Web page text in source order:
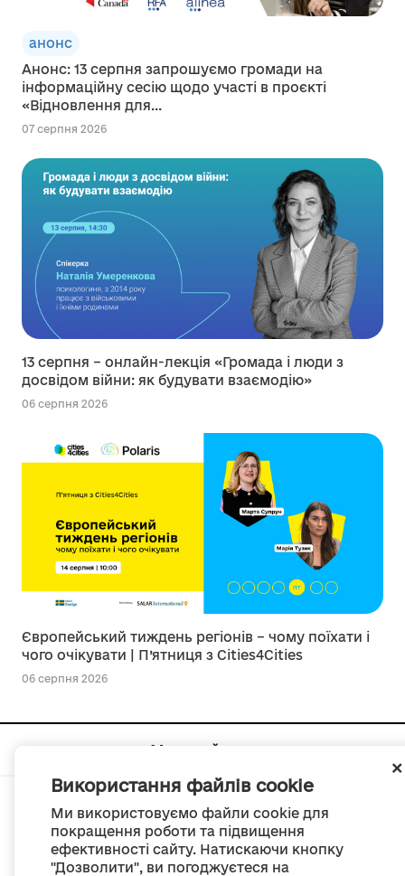
Використання файлів cookie
Ми використовуємо файли cookie для
покращення роботи та підвищення
ефективності сайту. Натискаючи кнопку
"Дозволити", ви погоджуєтеся на
анонс
Анонс: 13 серпня запрошуємо громади на
інформаційну сесію щодо участі в проєкті
«Відновлення для...
07 серпня 2026
13 серпня – онлайн-лекція «Громада і люди з
досвідом війни: як будувати взаємодію»
06 серпня 2026
Європейський тиждень регіонів – чому поїхати і
чого очікувати | П’ятниця з Cities4Cities
06 серпня 2026
Мапа сайту
© Портал «Децентралізація», 2022